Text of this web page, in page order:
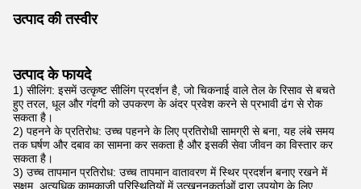
उत्पाद की तस्वीर